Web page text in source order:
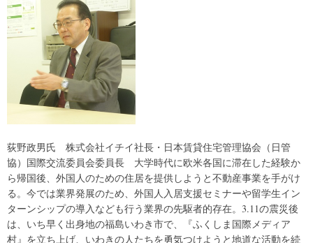
荻野政男氏 株式会社イチイ社長・日本賃貸住宅管理協会（日管
協）国際交流委員会委員長 大学時代に欧米各国に滞在した経験か
ら帰国後、外国人のための住居を提供しようと不動産事業を手がけ
る。今では業界発展のため、外国人入居支援セミナーや留学生イン
ターンシップの導入なども行う業界の先駆者的存在。3.11の震災後
は、いち早く出身地の福島いわき市で、『ふくしま国際メディア
村』を立ち上げ、いわきの人たちを勇気つけようと地道な活動を続